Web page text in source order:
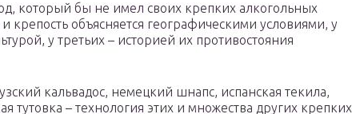
который бы не имел своих крепких алкогольных
крепость объясняется географическими условиями, у
у третьих – историей их противостояния
кальвадос, немецкий шнапс, испанская текила,
тутовка – технология этих и множества других крепких